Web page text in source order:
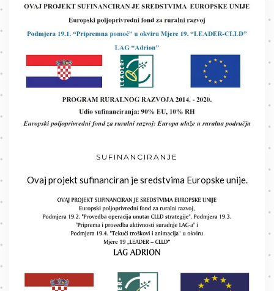
SUFINANCIRANJE
Ovaj projekt sufinanciran je sredstvima Europske unije.